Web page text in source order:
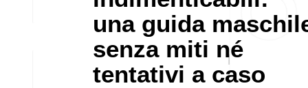
una guida
senza miti né
tentativi a caso